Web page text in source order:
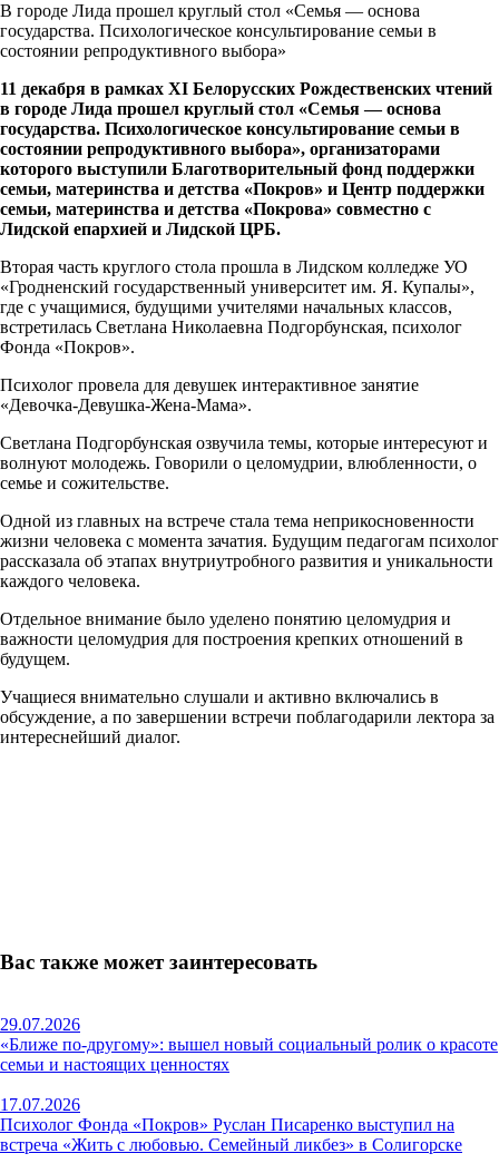
В городе Лида прошел круглый стол «Семья — основа
государства. Психологическое консультирование семьи в
состоянии репродуктивного выбора»
11 декабря в рамках XI Белорусских Рождественских чтений
в городе Лида прошел круглый стол «Семья — основа
государства. Психологическое консультирование семьи в
состоянии репродуктивного выбора», организаторами
которого выступили Благотворительный фонд поддержки
семьи, материнства и детства «Покров» и Центр поддержки
семьи, материнства и детства «Покрова» совместно с
Лидской епархией и Лидской ЦРБ.
Вторая часть круглого стола прошла в Лидском колледже УО
«Гродненский государственный университет им. Я. Купалы»,
где с учащимися, будущими учителями начальных классов,
встретилась Светлана Николаевна Подгорбунская, психолог
Фонда «Покров».
Психолог провела для девушек интерактивное занятие
«Девочка-Девушка-Жена-Мама».
Светлана Подгорбунская озвучила темы, которые интересуют и
волнуют молодежь. Говорили о целомудрии, влюбленности, о
семье и сожительстве.
Одной из главных на встрече стала тема неприкосновенности
жизни человека с момента зачатия. Будущим педагогам психолог
рассказала об этапах внутриутробного развития и уникальности
каждого человека.
Отдельное внимание было уделено понятию целомудрия и
важности целомудрия для построения крепких отношений в
будущем.
Учащиеся внимательно слушали и активно включались в
обсуждение, а по завершении встречи поблагодарили лектора за
интереснейший диалог.
Вас также может заинтересовать
29.07.2026
«Ближе по-другому»: вышел новый социальный ролик о красоте
семьи и настоящих ценностях
17.07.2026
Психолог Фонда «Покров» Руслан Писаренко выступил на
встреча «Жить с любовью. Семейный ликбез» в Солигорске